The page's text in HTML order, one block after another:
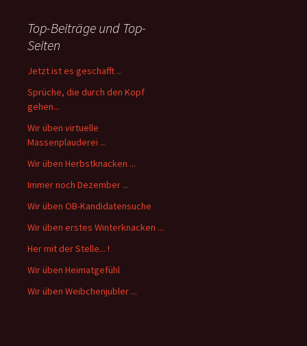
Top-Beiträge und Top-
Seiten
Jetzt ist es geschafft ...
Sprüche, die durch den Kopf
gehen...
Wir üben virtuelle
Massenplauderei ...
Wir üben Herbstknacken ...
Immer noch Dezember ...
Wir üben OB-Kandidatensuche
Wir üben erstes Winterknacken ...
Her mit der Stelle... !
Wir üben Heimatgefühl
Wir üben Weibchenjubler ...